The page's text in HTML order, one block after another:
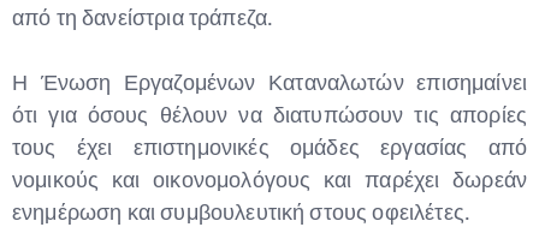
από τη δανείστρια τράπεζα.
Η Ένωση Εργαζομένων Καταναλωτών επισημαίνει
ότι για όσους θέλουν να διατυπώσουν τις απορίες
τους έχει επιστημονικές ομάδες εργασίας από
νομικούς και οικονομολόγους και παρέχει δωρεάν
ενημέρωση και συμβουλευτική στους οφειλέτες.